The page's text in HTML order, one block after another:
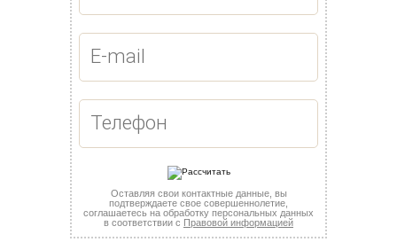
Оставляя свои контактные данные, вы
подтверждаете свое совершеннолетие,
соглашаетесь на обработку персональных данных
в соответствии с Правовой информацией